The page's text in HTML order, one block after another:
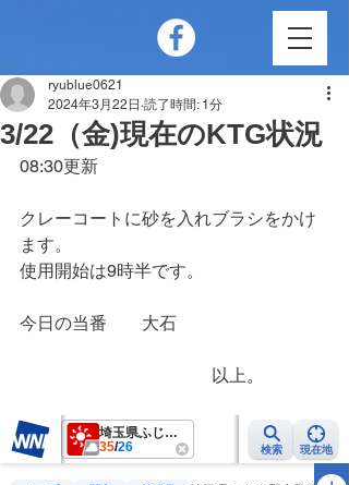
3/22（金)現在のKTG状況
ryublue0621
2024年3月22日 読了時間: 1分
08:30更新
クレーコートに砂を入れブラシをかけ
ます。
使用開始は9時半です。
今日の当番　　大石
以上。